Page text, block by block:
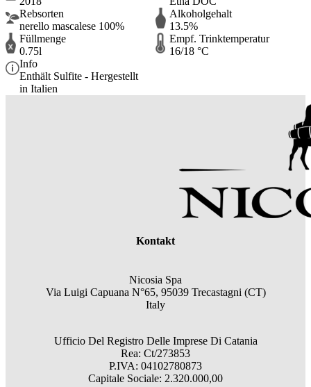
Rebsorten
nerello mascalese 100%
Alkoholgehalt
13.5%
Füllmenge
0.75l
Empf. Trinktemperatur
16/18 °C
Info
Enthält Sulfite - Hergestellt
in Italien
Kontakt
Nicosia Spa
Via Luigi Capuana N°65, 95039 Trecastagni (CT)
Italy
Ufficio Del Registro Delle Imprese Di Catania
Rea: Ct/273853
P.IVA: 04102780873
Capitale Sociale: 2.320.000,00